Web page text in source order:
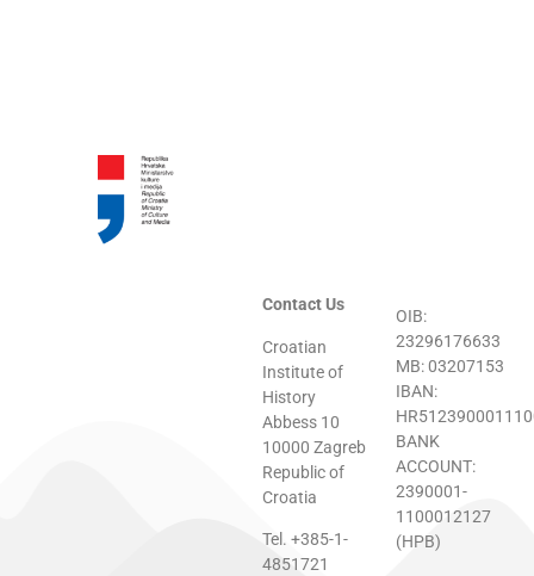
Contact Us
Croatian
Institute of
History
Abbess 10
10000 Zagreb
Republic of
Croatia
Tel. +385-1-
4851721
OIB:
23296176633
MB: 03207153
IBAN:
BANK
ACCOUNT:
2390001-
1100012127
(HPB)